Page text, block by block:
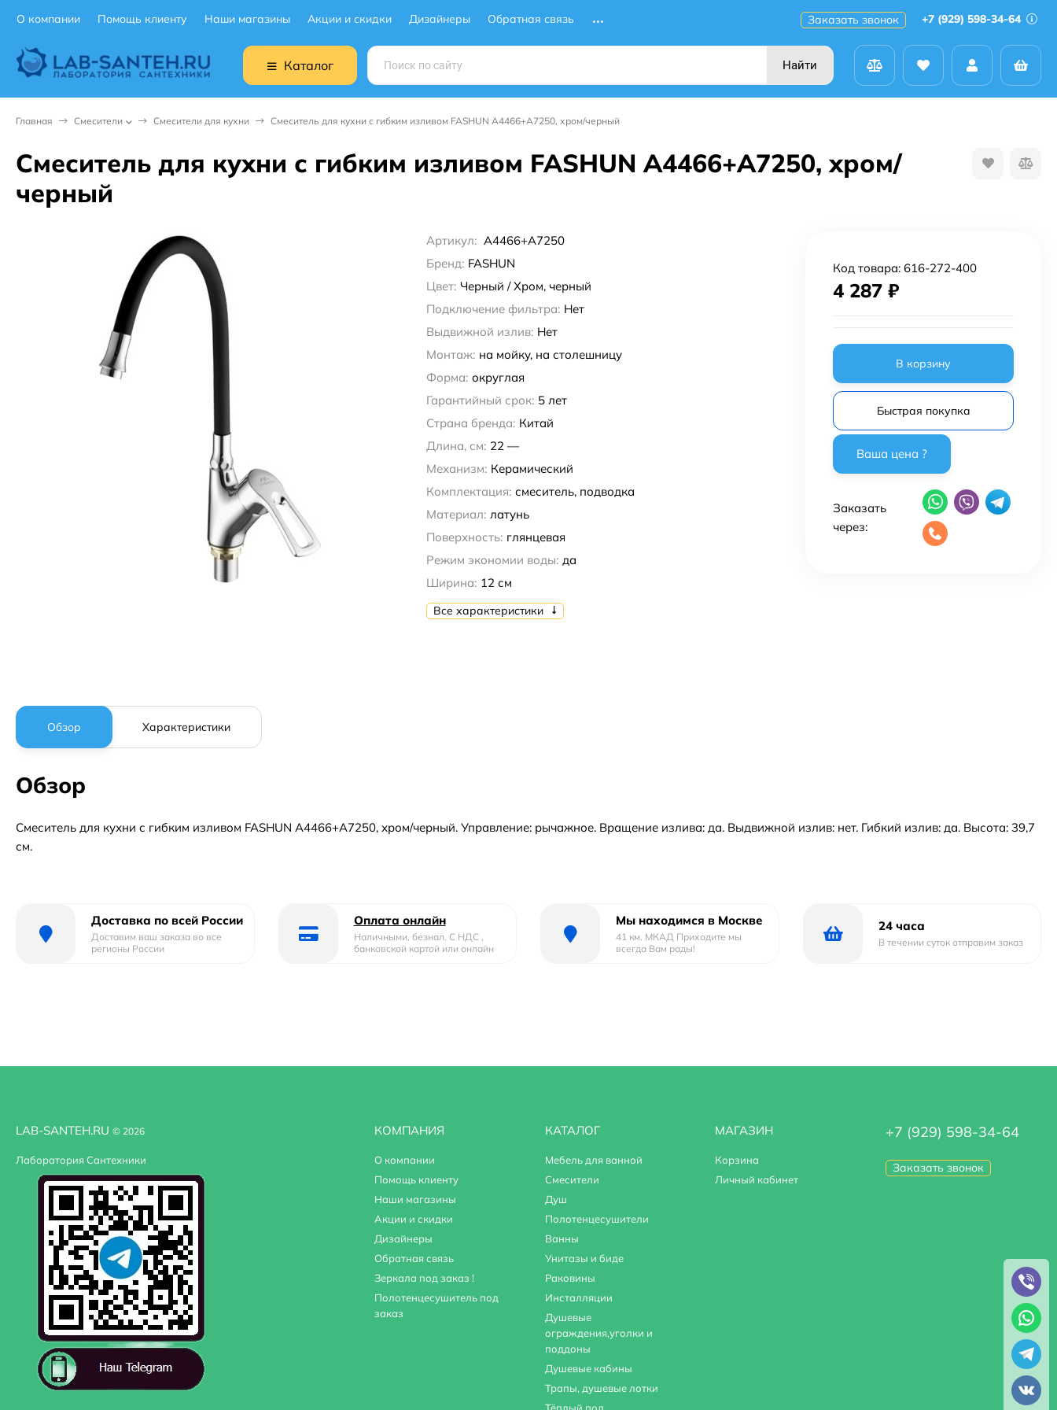
О компании Помощь клиенту Наши магазины Акции и скидки Дизайнеры Обратная связь Заказать звонок +7 (929) 598-34-64
Каталог Найти
Главная Смесители Смесители для кухни Смеситель для кухни с гибким изливом FASHUN A4466+A7250, хром/черный
Смеситель для кухни с гибким изливом FASHUN A4466+A7250, хром/
черный
Артикул: A4466+A7250
Бренд: FASHUN
Цвет: Черный / Хром, черный
Подключение фильтра: Нет
Выдвижной излив: Нет
Монтаж: на мойку, на столешницу
Форма: округлая
Гарантийный срок: 5 лет
Страна бренда: Китай
Длина, см: 22 —
Механизм: Керамический
Комплектация: смеситель, подводка
Материал: латунь
Поверхность: глянцевая
Режим экономии воды: да
Ширина: 12 см
Все характеристики
Код товара: 616-272-400
4 287 ₽
В корзину
Быстрая покупка
Заказать
через:
Обзор Характеристики
Обзор
Смеситель для кухни с гибким изливом FASHUN A4466+A7250, хром/черный. Управление: рычажное. Вращение излива: да. Выдвижной излив: нет. Гибкий излив: да. Высота: 39,7
см.
Доставка по всей России
Доставим ваш заказа во все
регионы России
Оплата онлайн
Наличными, безнал. С НДС ,
банковской картой или онлайн
Мы находимся в Москве
41 км. МКАД Приходите мы
всегда Вам рады!
24 часа
В течении суток отправим заказ
LAB-SANTEH.RU © 2026
Лаборатория Сантехники
КОМПАНИЯ
О компании
Помощь клиенту
Наши магазины
Акции и скидки
Дизайнеры
Обратная связь
Зеркала под заказ !
Полотенцесушитель под
заказ
КАТАЛОГ
Мебель для ванной
Смесители
Душ
Полотенцесушители
Ванны
Унитазы и биде
Раковины
Инсталляции
Душевые
ограждения,уголки и
поддоны
Душевые кабины
Трапы, душевые лотки
МАГАЗИН
Корзина
Личный кабинет
+7 (929) 598-34-64
Заказать звонок